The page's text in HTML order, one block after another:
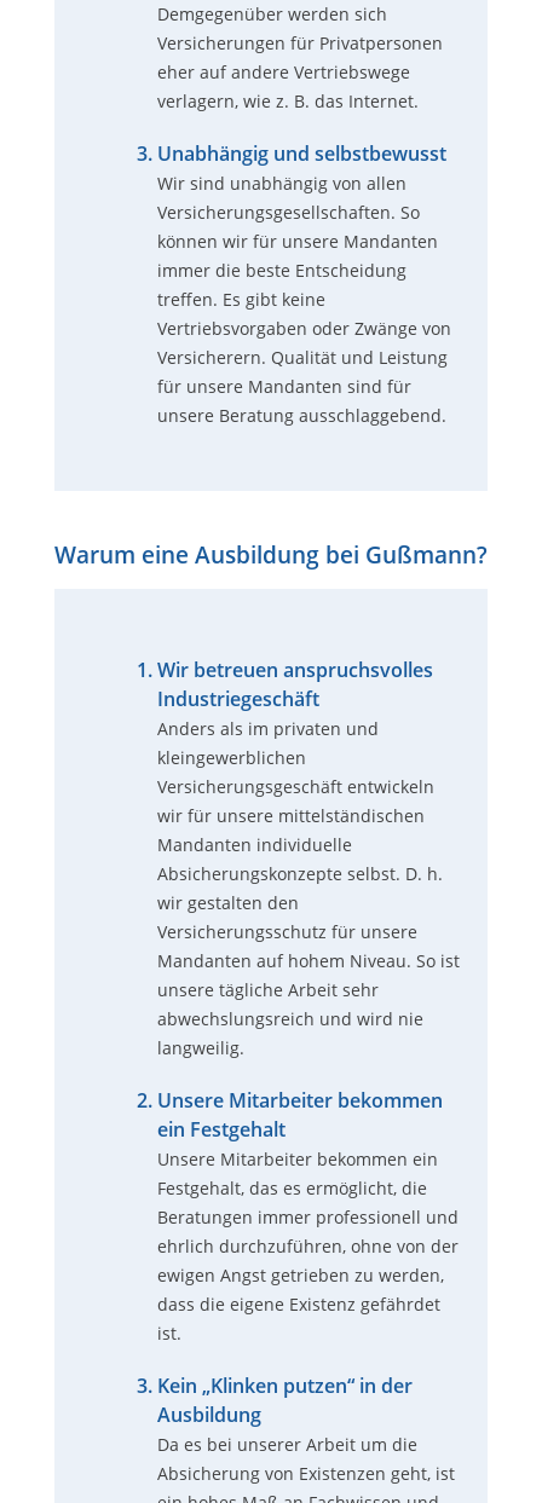
Demgegenüber werden sich
Versicherungen für Privatpersonen
eher auf andere Vertriebswege
verlagern, wie z. B. das Internet.
Unabhängig und selbstbewusst
Wir sind unabhängig von allen
Versicherungsgesellschaften. So
können wir für unsere Mandanten
immer die beste Entscheidung
treffen. Es gibt keine
Vertriebsvorgaben oder Zwänge von
Versicherern. Qualität und Leistung
für unsere Mandanten sind für
unsere Beratung ausschlaggebend.
Warum eine Ausbildung bei Gußmann?
Wir betreuen anspruchsvolles
Industriegeschäft
Anders als im privaten und
kleingewerblichen
Versicherungsgeschäft entwickeln
wir für unsere mittelständischen
Mandanten individuelle
Absicherungskonzepte selbst. D. h.
wir gestalten den
Versicherungsschutz für unsere
Mandanten auf hohem Niveau. So ist
unsere tägliche Arbeit sehr
abwechslungsreich und wird nie
langweilig.
Unsere Mitarbeiter bekommen
ein Festgehalt
Unsere Mitarbeiter bekommen ein
Festgehalt, das es ermöglicht, die
Beratungen immer professionell und
ehrlich durchzuführen, ohne von der
ewigen Angst getrieben zu werden,
dass die eigene Existenz gefährdet
ist.
Kein „Klinken putzen“ in der
Ausbildung
Da es bei unserer Arbeit um die
Absicherung von Existenzen geht, ist